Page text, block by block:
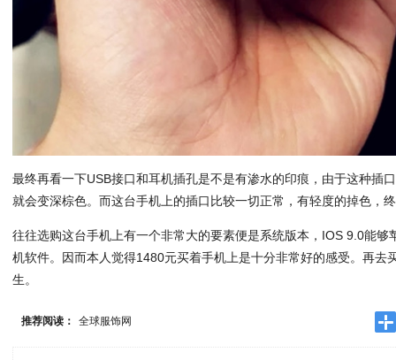
最终再看一下USB接口和耳机插孔是不是有渗水的印痕，由于这种插
就会变深棕色。而这台手机上的插口比较一切正常，有轻度的掉色，
往往选购这台手机上有一个非常大的要素便是系统版本，IOS 9.0能够
机软件。因而本人觉得1480元买着手机上是十分非常好的感受。再去
生。
推荐阅读： 全球服饰网